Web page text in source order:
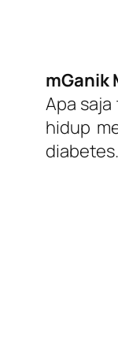
mGanik
Apa
hidup
diabetes.